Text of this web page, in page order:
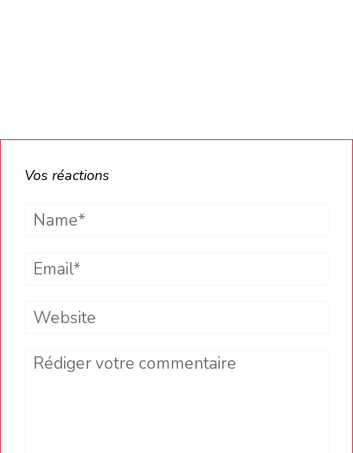
Vos réactions
Name*
Email*
Website
Comment